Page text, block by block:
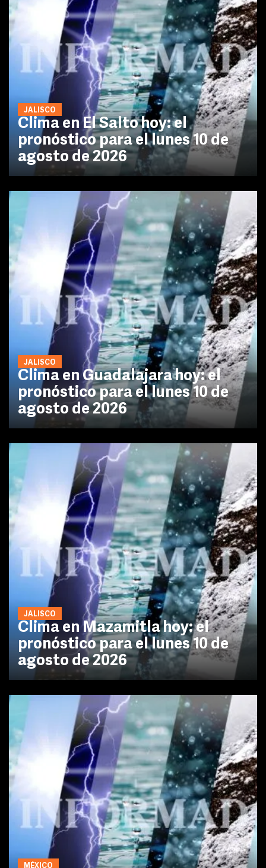
JALISCO
Clima en El Salto hoy: el
pronóstico para el lunes 10 de
agosto de 2026
JALISCO
Clima en Guadalajara hoy: el
pronóstico para el lunes 10 de
agosto de 2026
JALISCO
Clima en Mazamitla hoy: el
pronóstico para el lunes 10 de
agosto de 2026
MÉXICO